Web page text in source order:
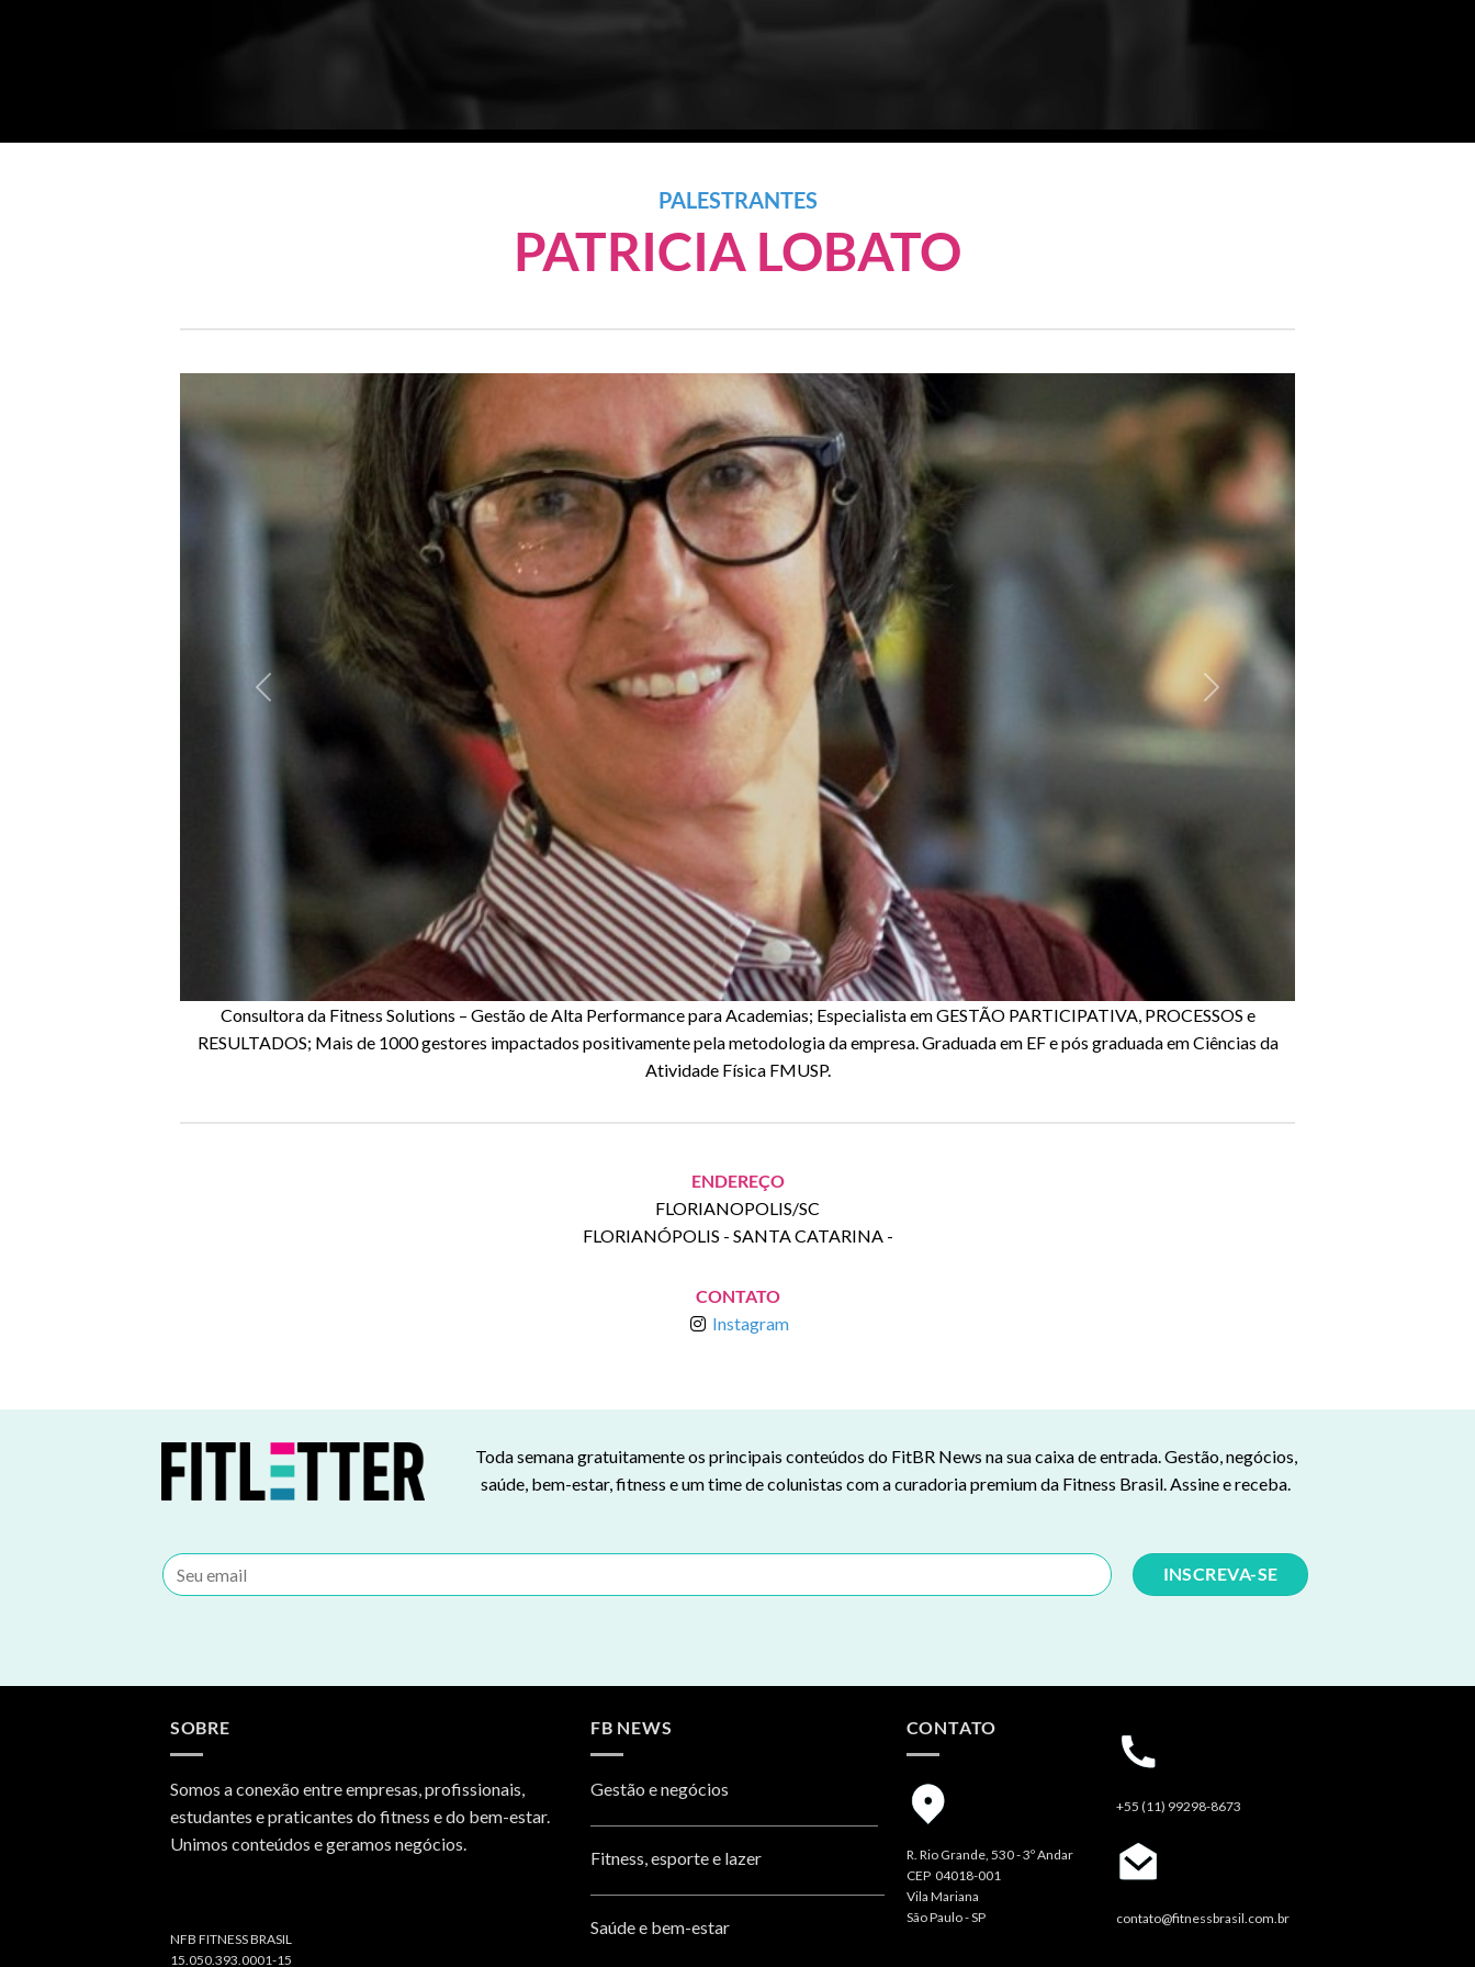
PALESTRANTES
PATRICIA LOBATO
Anterior Próximo
Consultora da Fitness Solutions – Gestão de Alta Performance para Academias; Especialista em GESTÃO PARTICIPATIVA, PROCESSOS e
RESULTADOS; Mais de 1000 gestores impactados positivamente pela metodologia da empresa. Graduada em EF e pós graduada em Ciências da
Atividade Física FMUSP.
ENDEREÇO
FLORIANOPOLIS/SC
FLORIANÓPOLIS - SANTA CATARINA -
CONTATO
Instagram
Toda semana gratuitamente os principais conteúdos do FitBR News na sua caixa de entrada. Gestão, negócios,
saúde, bem-estar, fitness e um time de colunistas com a curadoria premium da Fitness Brasil. Assine e receba.
SOBRE
Somos a conexão entre empresas, profissionais,
estudantes e praticantes do fitness e do bem-estar.
Unimos conteúdos e geramos negócios.
NFB FITNESS BRASIL
15.050.393.0001-15
FB NEWS
Gestão e negócios
Fitness, esporte e lazer
Saúde e bem-estar
CONTATO
R. Rio Grande, 530 - 3º Andar
CEP 04018-001
Vila Mariana
São Paulo - SP
+55 (11) 99298-8673
contato@fitnessbrasil.com.br